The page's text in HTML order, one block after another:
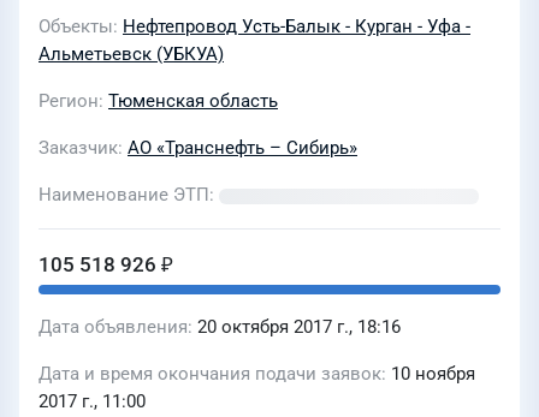
Объекты Нефтепровод Усть-Балык - Курган - Уфа -
Альметьевск (УБКУА)
Регион Тюменская область
Заказчик АО «Транснефть – Сибирь»
Наименование ЭТП
105 518 926 ₽
Дата объявления 20 октября 2017 г., 18:16
Дата и время окончания подачи заявок 10 ноября
2017 г., 11:00